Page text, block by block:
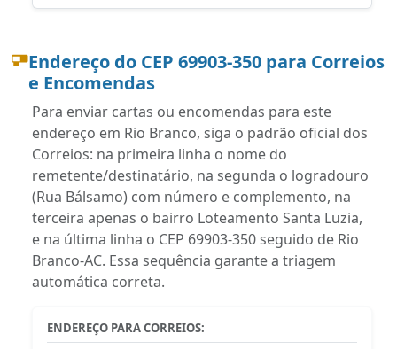
Endereço do CEP 69903-350 para Correios
e Encomendas
Para enviar cartas ou encomendas para este
endereço em Rio Branco, siga o padrão oficial dos
Correios: na primeira linha o nome do
remetente/destinatário, na segunda o logradouro
(Rua Bálsamo) com número e complemento, na
terceira apenas o bairro Loteamento Santa Luzia,
e na última linha o CEP 69903-350 seguido de Rio
Branco-AC. Essa sequência garante a triagem
automática correta.
ENDEREÇO PARA CORREIOS: